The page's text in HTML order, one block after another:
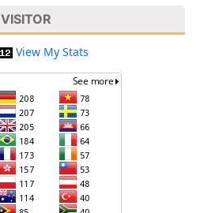
VISITOR
View My Stats